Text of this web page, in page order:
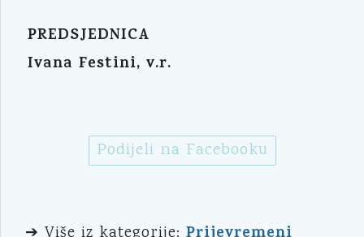
PREDSJEDNICA
Ivana Festini, v.r.
Podijeli na Facebooku